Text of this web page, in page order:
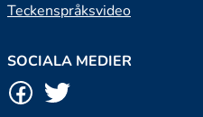
Teckenspråksvideo
SOCIALA MEDIER